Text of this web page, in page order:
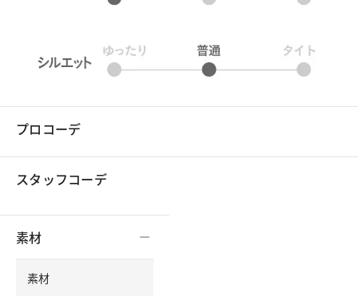
プロコーデ
スタッフコーデ
素材
素材